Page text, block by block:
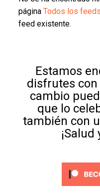
página Todos los feeds
feed existente.
Estamos
disfrutes
cambio
que lo
también con